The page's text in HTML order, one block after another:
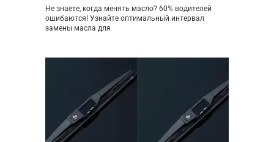
Не знаете, когда менять масло? 60% водителей
ошибаются! Узнайте оптимальный интервал
замены масла для